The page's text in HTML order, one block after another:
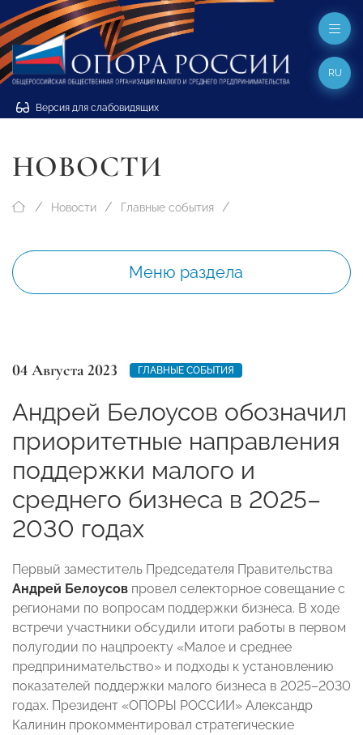
Версия для слабовидящих
RU
НОВОСТИ
Новости Главные события
Меню раздела
04 Августа 2023 ГЛАВНЫЕ СОБЫТИЯ
Андрей Белоусов обозначил
приоритетные направления
поддержки малого и
среднего бизнеса в 2025–
2030 годах
Первый заместитель Председателя Правительства
Андрей Белоусов провел селекторное совещание с
регионами по вопросам поддержки бизнеса. В ходе
встречи участники обсудили итоги работы в первом
полугодии по нацпроекту «Малое и среднее
предпринимательство» и подходы к установлению
показателей поддержки малого бизнеса в 2025–2030
годах. Президент «ОПОРЫ РОССИИ» Александр
Калинин прокомментировал стратегические